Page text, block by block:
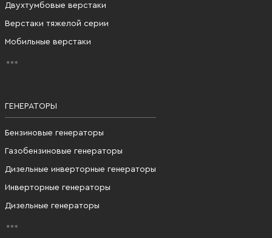
Двухтумбовые верстаки
Верстаки тяжелой серии
Мобильные верстаки
ГЕНЕРАТОРЫ
Бензиновые генераторы
Газобензиновые генераторы
Дизельные инверторные генераторы
Инверторные генераторы
Дизельные генераторы